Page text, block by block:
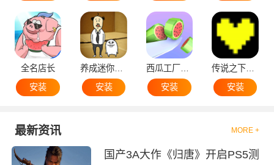
全名店长
安装
安装
安装
安装
最新资讯 MORE +
国产3A大作《归唐》开启PS5测